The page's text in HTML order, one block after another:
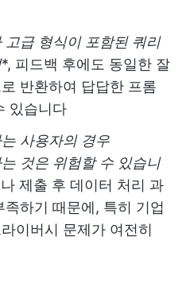
고급 형식이 포함된 쿼리
*, 피드백 후에도 동일한 잘
반환하여 답답한 프롬
있습니다
사용자의 경우
것은 위험할 수 있습니
제출 후 데이터 처리 과
하기 때문에, 특히 기업
이버시 문제가 여전히